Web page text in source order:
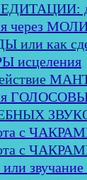
через
как
исцеления
с
с